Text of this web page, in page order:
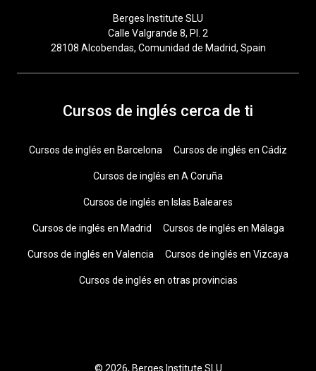
Berges Institute SLU
Calle Valgrande 8, Pl. 2
28108 Alcobendas, Comunidad de Madrid, Spain
Cursos de inglés cerca de ti
Cursos de inglés en Barcelona Cursos de inglés en Cádiz
Cursos de inglés en A Coruña
Cursos de inglés en Islas Baleares
Cursos de inglés en Madrid Cursos de inglés en Málaga
Cursos de inglés en Valencia Cursos de inglés en Vizcaya
Cursos de inglés en otras provincias
© 2026, Berges Institute SLU